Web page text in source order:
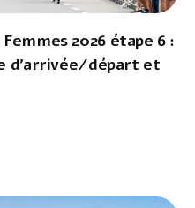
2026 étape 6 :
d'arrivée/départ et